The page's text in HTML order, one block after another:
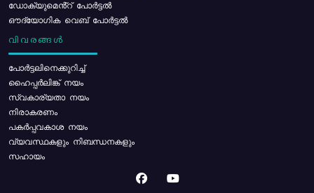
ഡോക്യുമെൻ്റ് പോർട്ടൽ
ഔദ്യോഗിക വെബ് പോർട്ടൽ
വിവരങ്ങൾ
പോര്‍ട്ടലിനെക്കുറിച്ച്
ഹൈപ്പർലിങ്ക് നയം
സ്വകാര്യതാ നയം
നിരാകരണം
പകർപ്പവകാശ നയം
വ്യവസ്ഥകളും നിബന്ധനകളും
സഹായം